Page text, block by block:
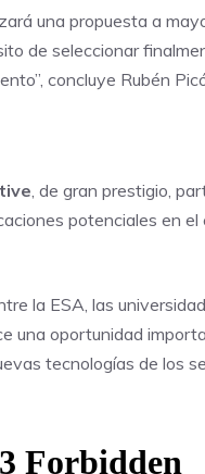
una propuesta a
de seleccionar
concluye Rubén
, de gran prestigio,
potenciales en
la ESA, las
una oportunidad
tecnologías de los